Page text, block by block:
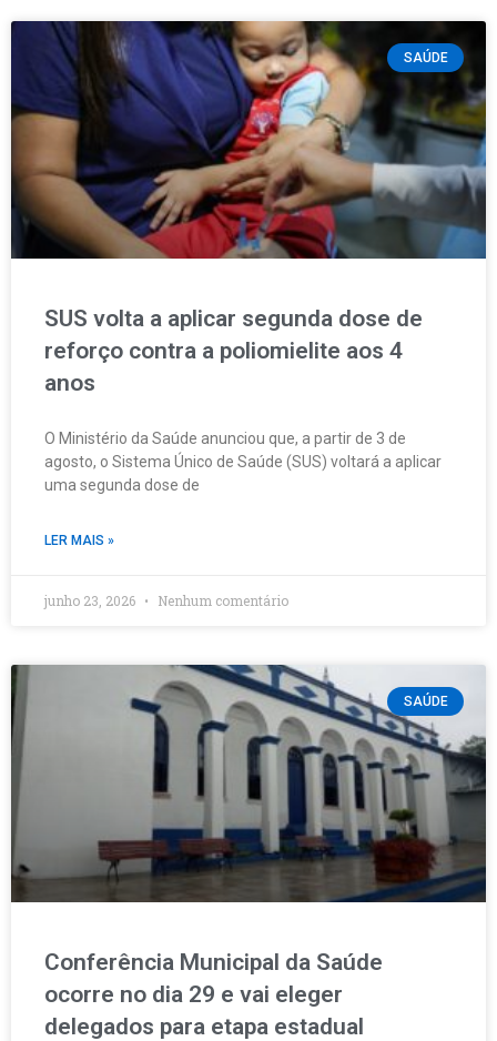
SAÚDE
SUS volta a aplicar segunda dose de
reforço contra a poliomielite aos 4
anos
O Ministério da Saúde anunciou que, a partir de 3 de
agosto, o Sistema Único de Saúde (SUS) voltará a aplicar
uma segunda dose de
LER MAIS »
junho 23, 2026 Nenhum comentário
SAÚDE
Conferência Municipal da Saúde
ocorre no dia 29 e vai eleger
delegados para etapa estadual